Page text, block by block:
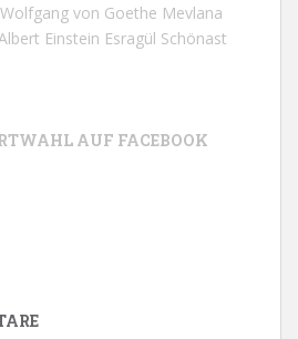
von Goethe Mevlana
Einstein Esragül Schönast
AUF FACEBOOK